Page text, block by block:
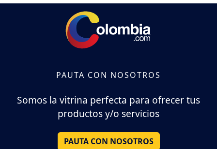
PAUTA CON NOSOTROS
Somos la vitrina perfecta para ofrecer tus
productos y/o servicios
PAUTA CON NOSOTROS